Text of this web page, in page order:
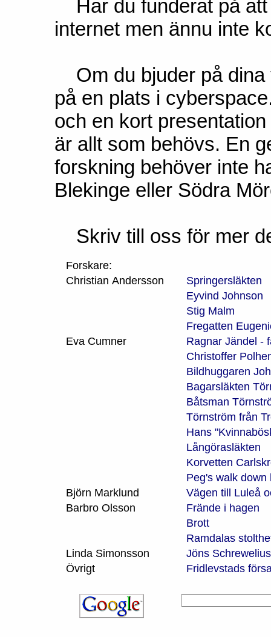
Har du funderat på att
internet men ännu inte
Om du bjuder på dina
på en plats i
och en kort
är allt som behövs. En
forskning behöver inte
Blekinge eller Södra
Skriv till oss för mer
Forskare:
Christian Andersson
Springersläkten
Eyvind Johnson
Stig Malm
Fregatten
Eva Cumner
Ragnar Jändel -
Christoffer
Bildhuggaren
Bagarsläkten
Båtsman
Törnström från
Hans
Långörasläkten
Korvetten
Peg's walk
Björn Marklund
Vägen till Luleå
Barbro Olsson
Frände i hagen
Brott
Ramdalas
Linda Simonsson
Jöns
Övrigt
Fridlevstads